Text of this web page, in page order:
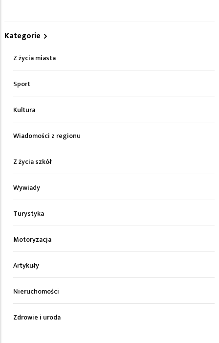
Kategorie
Z życia miasta
Sport
Kultura
Wiadomości z regionu
Z życia szkół
Wywiady
Turystyka
Motoryzacja
Artykuły
Nieruchomości
Zdrowie i uroda